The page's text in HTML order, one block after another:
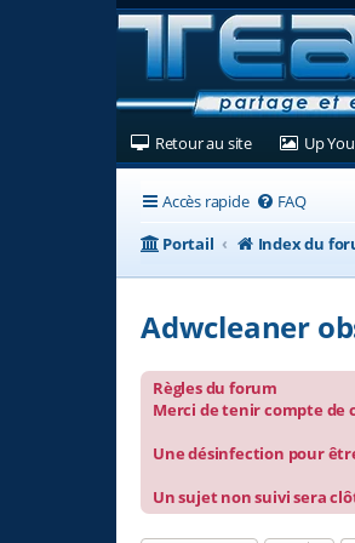
Retour au site(Ouvre un
Up
Accès rapide FAQ
Portail
Index du
Adwcleaner
Règles du forum
Merci de tenir compte de
Une désinfection pour
Un sujet non suivi sera